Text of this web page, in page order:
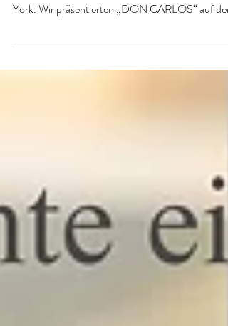
DAS WAR DON CARLOS IN NEW YORK
Möbelmesse ICFF vom 21. - 24. Mai 2017 in New
York. Wir präsentierten „DON CARLOS“ auf